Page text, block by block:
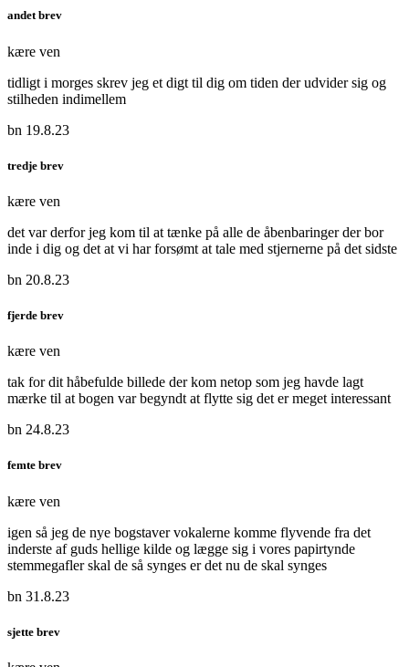
andet brev
kære ven
tidligt i morges skrev jeg et digt til dig om tiden der udvider sig og
stilheden indimellem
bn 19.8.23
tredje brev
kære ven
det var derfor jeg kom til at tænke på alle de åbenbaringer der bor
inde i dig og det at vi har forsømt at tale med stjernerne på det sidste
bn 20.8.23
fjerde brev
kære ven
tak for dit håbefulde billede der kom netop som jeg havde lagt
mærke til at bogen var begyndt at flytte sig det er meget interessant
bn 24.8.23
femte brev
kære ven
igen så jeg de nye bogstaver vokalerne komme flyvende fra det
inderste af guds hellige kilde og lægge sig i vores papirtynde
stemmegafler skal de så synges er det nu de skal synges
bn 31.8.23
sjette brev